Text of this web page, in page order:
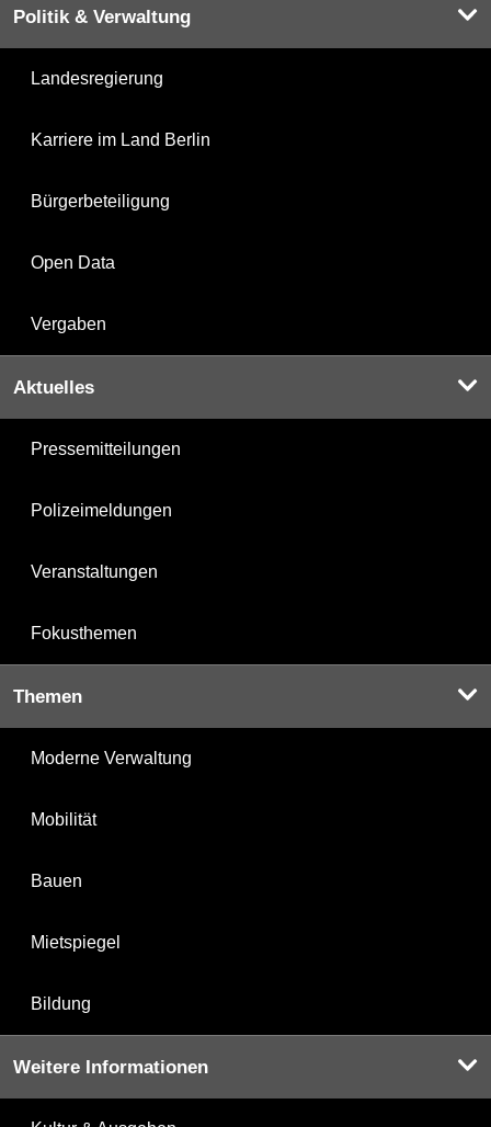
Politik & Verwaltung
Landesregierung
Karriere im Land Berlin
Bürgerbeteiligung
Open Data
Vergaben
Aktuelles
Pressemitteilungen
Polizeimeldungen
Veranstaltungen
Fokusthemen
Themen
Moderne Verwaltung
Mobilität
Bauen
Mietspiegel
Bildung
Weitere Informationen